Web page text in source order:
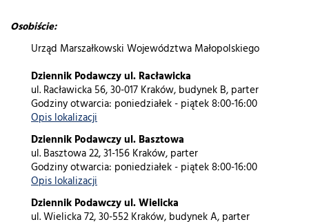
Osobiście:
Urząd Marszałkowski Województwa Małopolskiego
Dziennik Podawczy ul. Racławicka
ul. Racławicka 56, 30-017 Kraków, budynek B, parter
Godziny otwarcia: poniedziałek - piątek 8:00-16:00
Opis lokalizacji
Dziennik Podawczy ul. Basztowa
ul. Basztowa 22, 31-156 Kraków, parter
Godziny otwarcia: poniedziałek - piątek 8:00-16:00
Opis lokalizacji
Dziennik Podawczy ul. Wielicka
ul. Wielicka 72, 30-552 Kraków, budynek A, parter